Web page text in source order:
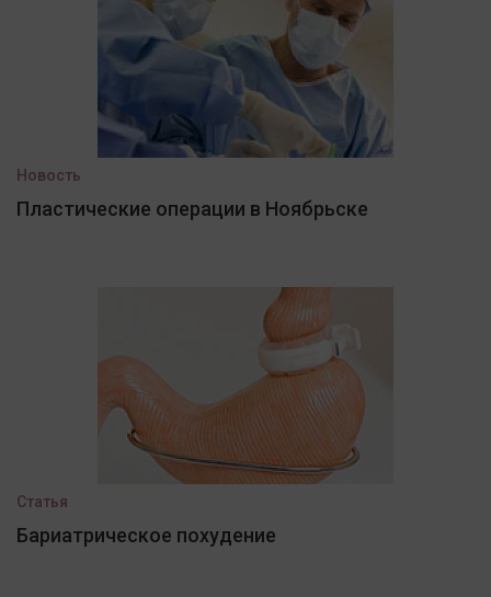
Новость
Пластические операции в Ноябрьске
Статья
Бариатрическое похудение